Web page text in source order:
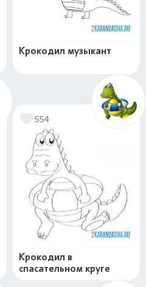
Крокодил музыкант
554
Крокодил в
спасательном круге